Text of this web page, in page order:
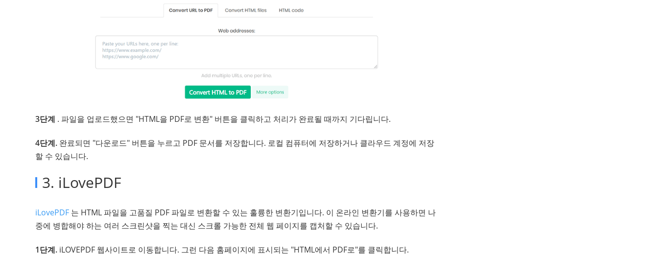
3단계 . 파일을 업로드했으면 "HTML을 PDF로 변환" 버튼을 클릭하고 처리가 완료될 때까지 기다립니다.
4단계. 완료되면 "다운로드" 버튼을 누르고 PDF 문서를 저장합니다. 로컬 컴퓨터에 저장하거나 클라우드 계정에 저장
할 수 있습니다.
3. iLovePDF
iLovePDF 는 HTML 파일을 고품질 PDF 파일로 변환할 수 있는 훌륭한 변환기입니다. 이 온라인 변환기를 사용하면 나
중에 병합해야 하는 여러 스크린샷을 찍는 대신 스크롤 가능한 전체 웹 페이지를 캡처할 수 있습니다.
1단계. iLOVEPDF 웹사이트로 이동합니다. 그런 다음 홈페이지에 표시되는 "HTML에서 PDF로"를 클릭합니다.